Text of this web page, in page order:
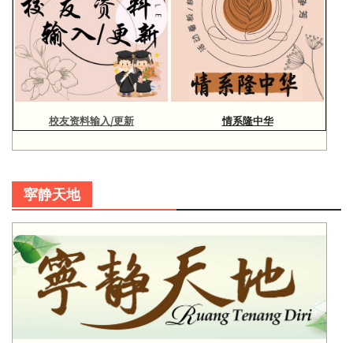
校友资料输入/更新 情系隆中华
寜静天地